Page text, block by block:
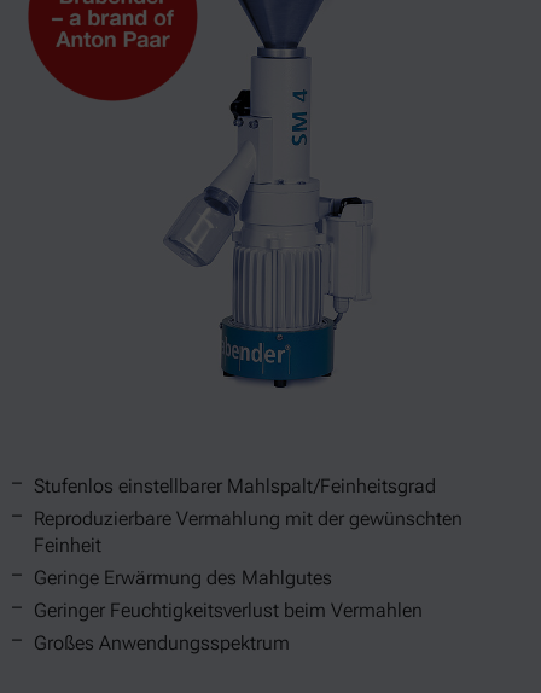
Stufenlos einstellbarer Mahlspalt/Feinheitsgrad
Reproduzierbare Vermahlung mit der gewünschten
Feinheit
Geringe Erwärmung des Mahlgutes
Geringer Feuchtigkeitsverlust beim Vermahlen
Großes Anwendungsspektrum